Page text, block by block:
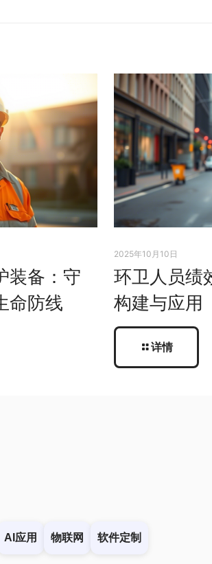
装备：守
命防线
2025年10月10日
环卫人员绩
构建与应用
详情
AI应用 物联网 软件定制